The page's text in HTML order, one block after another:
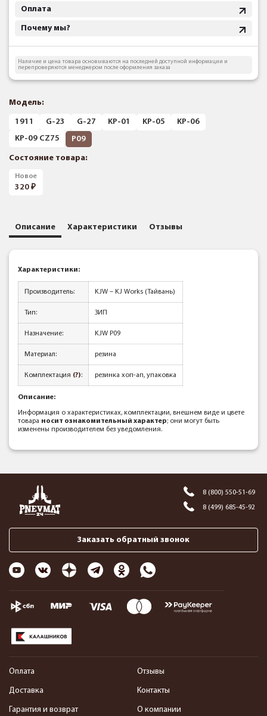
Оплата
Почему мы?
Наличие и цена товара основываются на последней доступной информации и
перепроверяются менеджером после оформления заказа
Модель:
1911 G-23 G-27 KP-01 KP-05
KP-06
KP-09 CZ75
P09
Состояние товара:
Новое
320
Описание Характеристики Отзывы
Характеристики:
Производитель: KJW – KJ Works (Тайвань)
Тип: ЗИП
Назначение: KJW P09
Материал: резина
Комплектация (?): резинка хоп-ап, упаковка
Описание:
Информация о характеристиках, комплектации, внешнем виде и цвете
товара носит ознакомительный характер; они могут быть
изменены производителем без уведомления.
8 (800) 550-51-69
8 (499) 685-45-92
Заказать обратный звонок
Оплата
Доставка
Гарантия и возврат
Отзывы
Контакты
О компании